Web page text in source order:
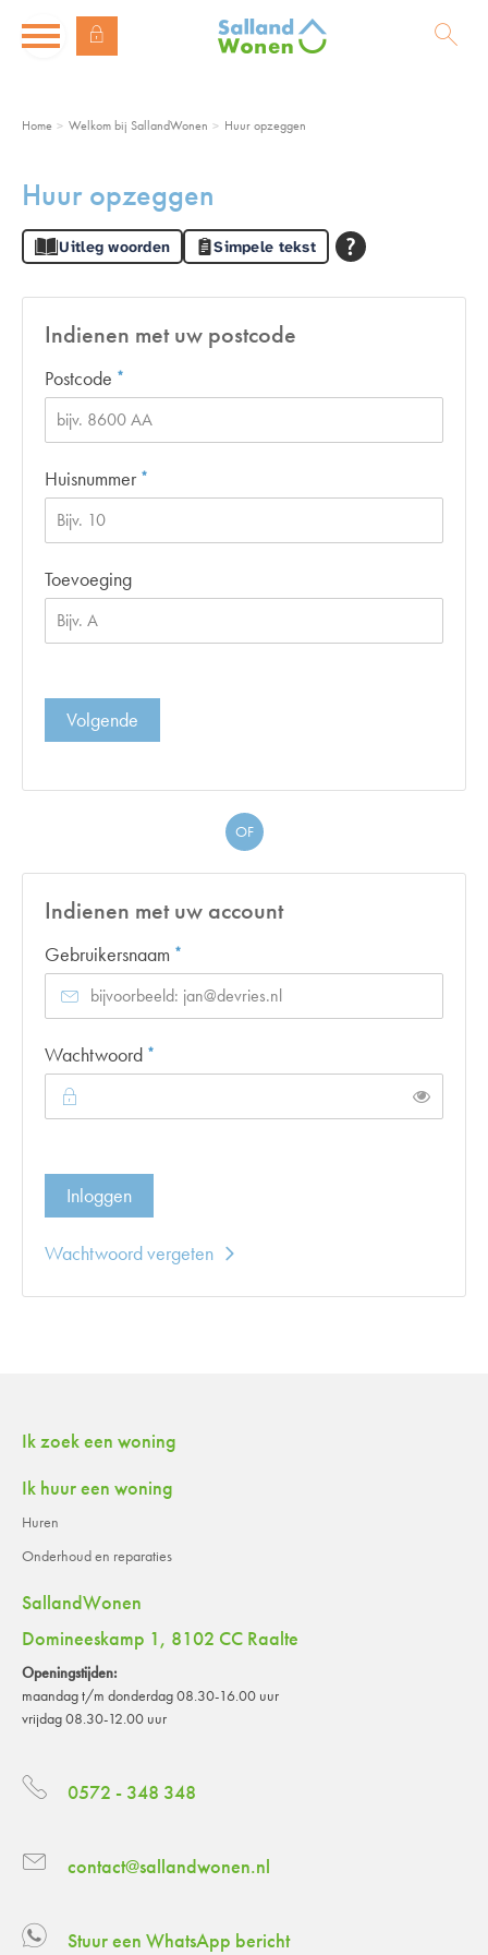
Naar de homepage
Ga naar Hoofd
Home Welkom bij SallandWonen Huur opzeggen
Huur opzeggen
Uitleg woorden Simpele tekst
Indienen met uw postcode
Postcode *
Huisnummer *
Toevoeging
Volgende
OF
Indienen met uw account
Gebruikersnaam *
Wachtwoord *
Inloggen
Wachtwoord vergeten
Contactinformatie
Ik zoek een woning
Ik huur een woning
Huren
Onderhoud en reparaties
SallandWonen
Domineeskamp 1, 8102 CC Raalte
Openingstijden:
maandag t/m donderdag 08.30-16.00 uur
vrijdag 08.30-12.00 uur
0572 - 348 348
contact@sallandwonen.nl
Stuur een WhatsApp bericht